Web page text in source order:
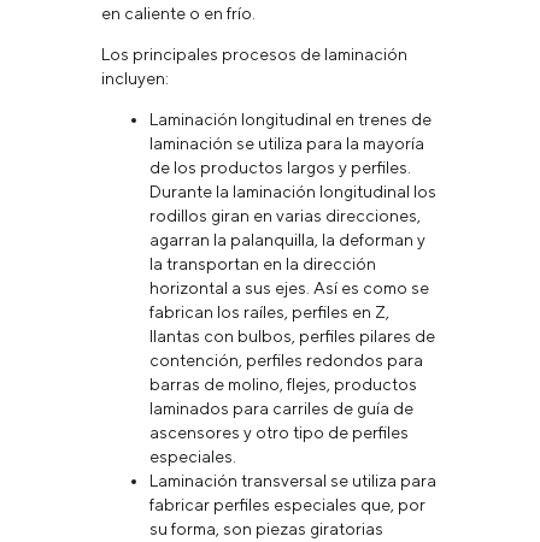
en caliente o en frío.
Los principales procesos de laminación
incluyen:
Laminación longitudinal en trenes de
laminación se utiliza para la mayoría
de los productos largos y perfiles.
Durante la laminación longitudinal los
rodillos giran en varias direcciones,
agarran la palanquilla, la deforman y
la transportan en la dirección
horizontal a sus ejes. Así es como se
fabrican los raíles, perfiles en Z,
llantas con bulbos, perfiles pilares de
contención, perfiles redondos para
barras de molino, flejes, productos
laminados para carriles de guía de
ascensores y otro tipo de perfiles
especiales.
Laminación transversal se utiliza para
fabricar perfiles especiales que, por
su forma, son piezas giratorias